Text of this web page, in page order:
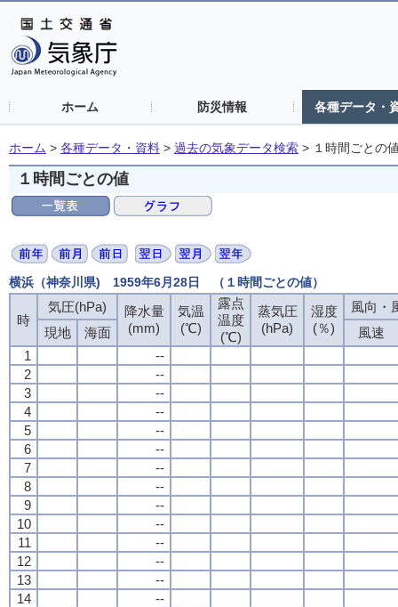
ホーム 防災情報 各種データ・
ホーム > 各種データ・資料 > 過去の気象データ検索 > １時間ごとの
１時間ごとの値
横浜（神奈川県) 1959年6月28日 （１時間ごとの値）
時
気圧(hPa)
降水量
(mm)
気温
(℃)
露点
温度
(℃)
蒸気圧
(hPa)
湿度
(％)
風向・
現地
海面
風速
1
--
2
--
3
--
4
--
5
--
6
--
7
--
8
--
9
--
10
--
11
--
12
--
13
--
14
--